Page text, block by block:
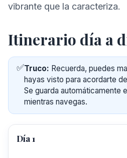
vibrante que la caracteriza.
Itinerario día a
✅Truco: Recuerda, puedes
hayas visto para acordarte
Se guarda automáticamente
mientras navegas.
Día 1